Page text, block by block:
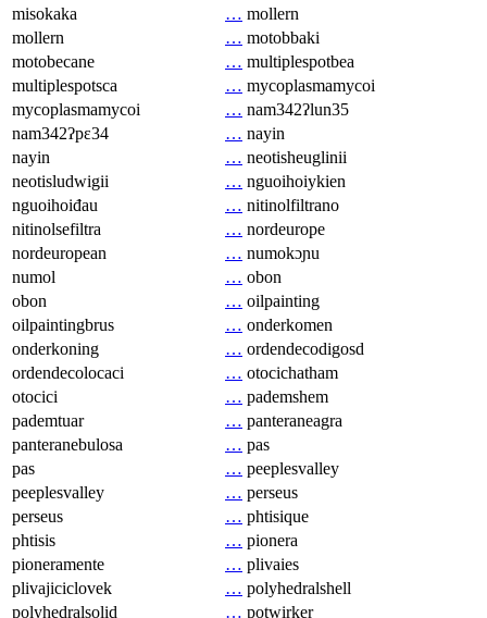
misokaka
… mollern
mollern
… motobbaki
motobecane
… multiplespotbea
multiplespotsca
… mycoplasmamycoi
mycoplasmamycoi
… nam342ʔlun35
nam342ʔpɛ34
… nayin
nayin
… neotisheuglinii
neotisludwigii
… nguoihoiykien
nguoihoiđau
… nitinolfiltrano
nitinolsefiltra
… nordeurope
nordeuropean
… numokɔɲu
numol
… obon
obon
… oilpainting
oilpaintingbrus
… onderkomen
onderkoning
… ordendecodigosd
ordendecolocaci
… otocichatham
otocici
… pademshem
pademtuar
… panteraneagra
panteranebulosa
… pas
pas
… peeplesvalley
peeplesvalley
… perseus
perseus
… phtisique
phtisis
… pionera
pioneramente
… plivaies
plivajiciclovek
… polyhedralshell
polyhedralsolid
… potwirker